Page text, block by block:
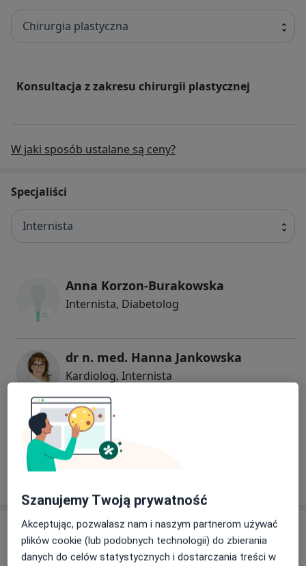
Chirurgia plastyczna
Konsultacja z zakresu chirurgii plastycznej
W jaki sposób ustalane są ceny?
Specjaliści
Internista
Anna Korzon-Burakowska
Internista, Diabetolog
dr n. med. Hanna Jankowska
Kardiolog, Internista
Iwona Zamorska - Kozłowska
Gastrolog, Internista
Adres
Szanujemy Twoją prywatność
Akceptując, pozwalasz nam i naszym partnerom używać
plików cookie (lub podobnych technologii) do zbierania
danych do celów statystycznych i dostarczania treści w